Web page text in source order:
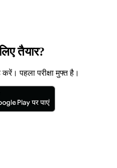
तैयार?
पहला परीक्षा मुफ्त है।